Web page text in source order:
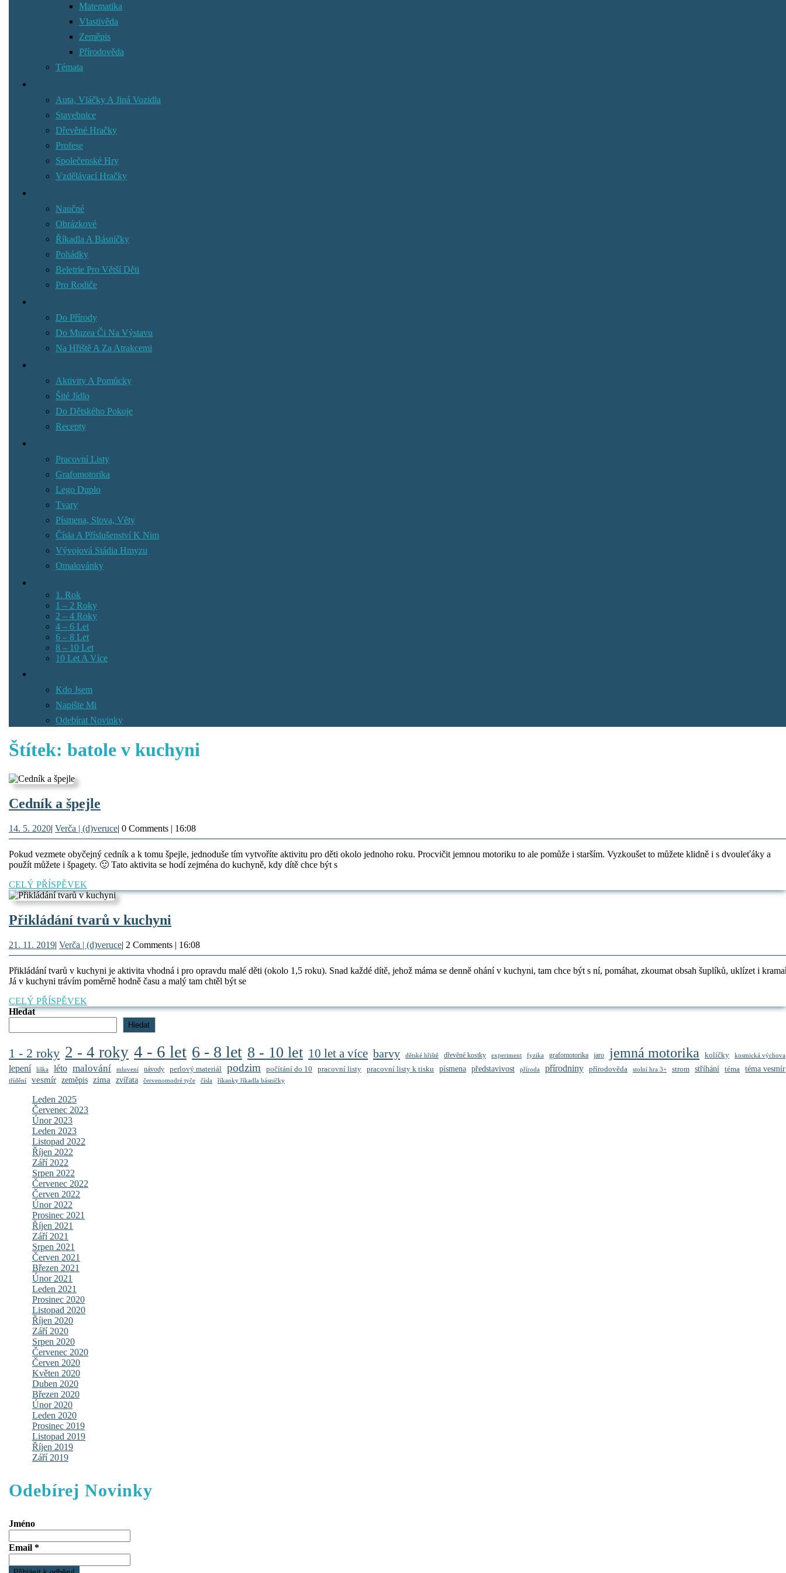
Matematika
Vlastivěda
Zeměpis
Přírodověda
Témata
Auta, Vláčky A Jiná Vozidla
Stavebnice
Dřevěné Hračky
Profese
Společenské Hry
Vzdělávací Hračky
Naučné
Obrázkové
Říkadla A Básničky
Pohádky
Beletrie Pro Větší Děti
Pro Rodiče
Do Přírody
Do Muzea Či Na Výstavu
Na Hřiště A Za Atrakcemi
Aktivity A Pomůcky
Šité Jídlo
Do Dětského Pokoje
Recepty
Pracovní Listy
Grafomotorika
Lego Duplo
Tvary
Písmena, Slova, Věty
Čísla A Příslušenství K Nim
Vývojová Stádia Hmyzu
Omalovánky
1. Rok
1 – 2 Roky
2 – 4 Roky
4 – 6 Let
6 – 8 Let
8 – 10 Let
10 Let A Více
Kdo Jsem
Napište Mi
Odebírat Novinky
Štítek: batole v kuchyni
Cedník a špejle
špejle
14. 5. 202014.
5.
| Verča | (d)veruceVerča
|
(d)veruce
| 0 Comments | 16:08
Pokud vezmete obyčejný cedník a k tomu špejle, jednoduše tím vytvoříte aktivitu pro děti okolo jednoho roku. Procvičit jemnou motoriku to ale pomůže i starším. Vyzkoušet to můžete klidně i s dvouleťáky a
použít můžete i špagety. 🙂 Tato aktivita se hodí zejména do kuchyně, kdy dítě chce být s
CELÝ PŘÍSPĚVEK
PŘÍSPĚVEK
Přikládání tvarů v kuchyni
v
kuchyni
21. 11. 201921.
11.
2019
| Verča | (d)veruceVerča
|
(d)veruce
| 2 Comments | 16:08
Přikládání tvarů v kuchyni je aktivita vhodná i pro opravdu malé děti (okolo 1,5 roku). Snad každé dítě, jehož máma se denně ohání v kuchyni, tam chce být s ní, pomáhat, zkoumat obsah šuplíků, uklízet i
Já v kuchyni trávím poměrně hodně času a malý tam chtěl být se
CELÝ PŘÍSPĚVEK
PŘÍSPĚVEK
Hledat
Hledat
1 - 2 roky 2 - 4 roky 4 - 6 let 6 - 8 let 8 - 10 let 10 let a více barvy dětské hřiště dřevěné kostky experiment fyzika grafomotorika jaro jemná motorika kolíčky kosmická výchova
lepení liška léto malování mluvení návody perlový materiál podzim počítání do 10 pracovní listy pracovní listy k tisku písmena představivost příroda přírodniny přírodověda stolní hra 3+ strom stříhání téma téma vesmír
třídění vesmír zeměpis zima zvířata červenomodré tyče čísla říkanky říkadla básničky
Leden 2025
Červenec 2023
Únor 2023
Leden 2023
Listopad 2022
Říjen 2022
Září 2022
Srpen 2022
Červenec 2022
Červen 2022
Únor 2022
Prosinec 2021
Říjen 2021
Září 2021
Srpen 2021
Červen 2021
Březen 2021
Únor 2021
Leden 2021
Prosinec 2020
Listopad 2020
Říjen 2020
Září 2020
Srpen 2020
Červenec 2020
Červen 2020
Květen 2020
Duben 2020
Březen 2020
Únor 2020
Leden 2020
Prosinec 2019
Listopad 2019
Říjen 2019
Září 2019
Odebírej Novinky
Jméno
Email *